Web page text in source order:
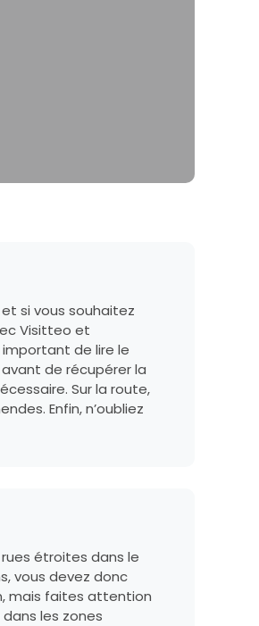
si vous souhaitez
Visitteo et
important de lire le
de récupérer la
Sur la route,
Enfin, n’oubliez
étroites dans le
vous devez donc
mais faites attention
les zones